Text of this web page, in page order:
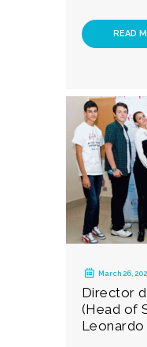
READ
March 26,
Director
(Head of